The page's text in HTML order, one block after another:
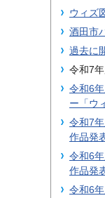
ウィズ
酒田市
過去に
令和7
令和6
ー「ウ
令和7
作品発
令和6
作品発
令和6